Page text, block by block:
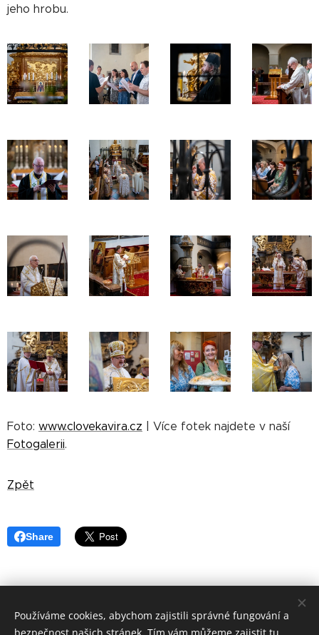
jeho hrobu.
Foto: www.clovekavira.cz | Více fotek najdete v naší
Fotogalerii.
Zpět
Share
Apoštolský exarchát řeckokatolické církve v ČR 2019
Používáme cookies, abychom zajistili správné fungování a